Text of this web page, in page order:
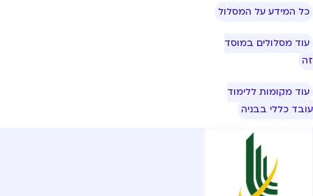
המידע על המסלול
מסלולים במוסד
מקומות ללימוד
כללי בבניה